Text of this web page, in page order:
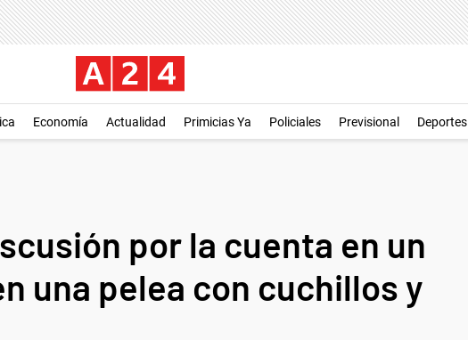
Economía Actualidad Primicias Ya Policiales Previsional Deportes
por la cuenta en un
una pelea con cuchillos y